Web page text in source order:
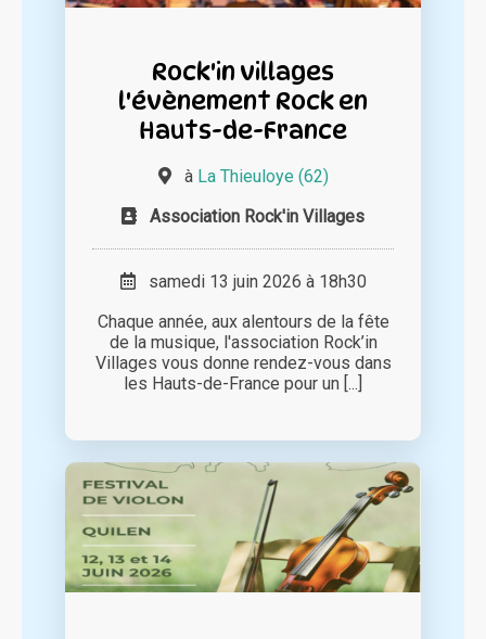
Rock'in villages
l'évènement Rock en
Hauts-de-France
à La Thieuloye (62)
Association Rock'in Villages
samedi 13 juin 2026 à 18h30
Chaque année, aux alentours de la fête
de la musique, l'association Rock’in
Villages vous donne rendez-vous dans
les Hauts-de-France pour un [...]